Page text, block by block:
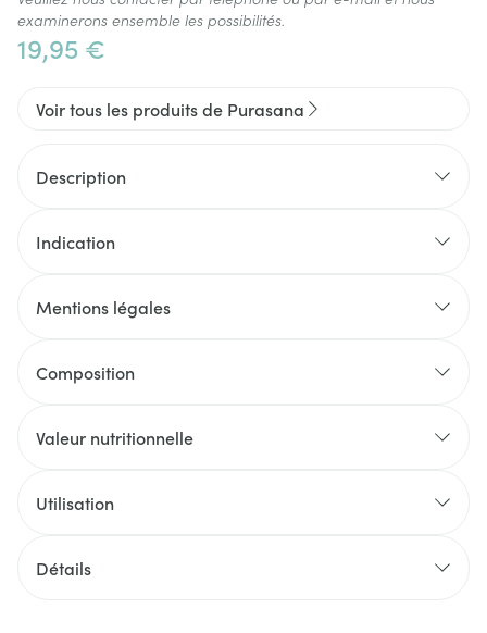
19,95 €
examinerons ensemble les possibilités.
Voir tous les produits de Purasana
Description
Indication
Mentions légales
Composition
Valeur nutritionnelle
Utilisation
Détails